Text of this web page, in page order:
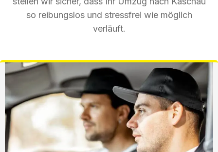
so reibungslos und stressfrei wie möglich
verläuft.